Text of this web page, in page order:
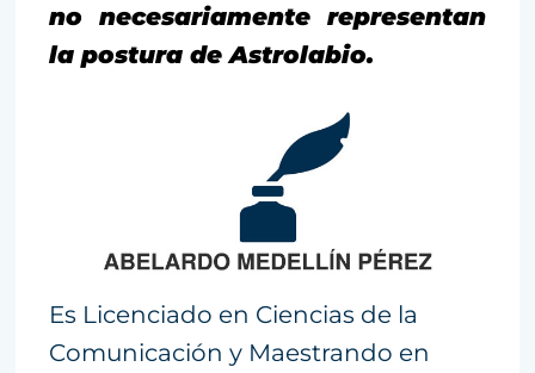
no necesariamente representan
la postura de Astrolabio.
Es Licenciado en Ciencias de la
Comunicación y Maestrando en